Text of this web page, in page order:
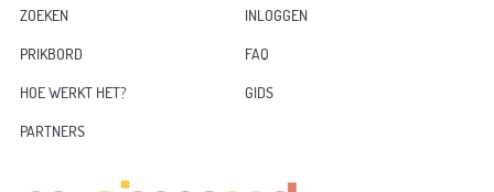
ZOEKEN
INLOGGEN
PRIKBORD
FAQ
HOE WERKT HET?
GIDS
PARTNERS